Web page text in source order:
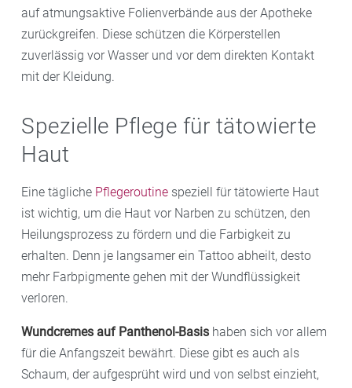
auf atmungsaktive Folienverbände aus der Apotheke
zurückgreifen. Diese schützen die Körperstellen
zuverlässig vor Wasser und vor dem direkten Kontakt
mit der Kleidung.
Spezielle Pflege für tätowierte
Haut
Eine tägliche Pflegeroutine speziell für tätowierte Haut
ist wichtig, um die Haut vor Narben zu schützen, den
Heilungsprozess zu fördern und die Farbigkeit zu
erhalten. Denn je langsamer ein Tattoo abheilt, desto
mehr Farbpigmente gehen mit der Wundflüssigkeit
verloren.
Wundcremes auf Panthenol-Basis haben sich vor allem
für die Anfangszeit bewährt. Diese gibt es auch als
Schaum, der aufgesprüht wird und von selbst einzieht,